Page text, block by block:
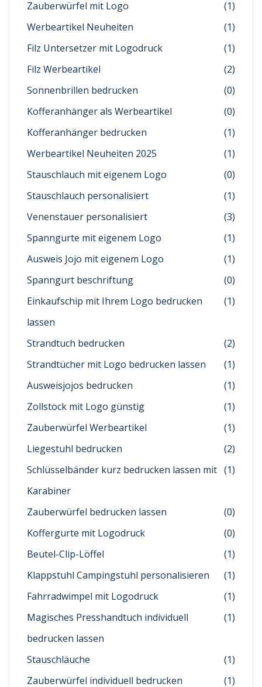
Zauberwürfel mit Logo
(1)
Werbeartikel Neuheiten
(1)
Filz Untersetzer mit Logodruck
(1)
Filz Werbeartikel
(2)
Sonnenbrillen bedrucken
(0)
Kofferanhänger als Werbeartikel
(0)
Kofferanhänger bedrucken
(1)
Werbeartikel Neuheiten 2025
(1)
Stauschlauch mit eigenem Logo
(0)
Stauschlauch personalisiert
(1)
Venenstauer personalisiert
(3)
Spanngurte mit eigenem Logo
(1)
Ausweis Jojo mit eigenem Logo
(1)
Spanngurt beschriftung
(0)
Einkaufschip mit Ihrem Logo bedrucken
lassen
(1)
Strandtuch bedrucken
(2)
Strandtücher mit Logo bedrucken lassen
(1)
Ausweisjojos bedrucken
(1)
Zollstock mit Logo günstig
(1)
Zauberwürfel Werbeartikel
(1)
Liegestuhl bedrucken
(2)
Schlüsselbänder kurz bedrucken lassen mit
Karabiner
(1)
Zauberwürfel bedrucken lassen
(0)
Koffergurte mit Logodruck
(0)
Beutel-Clip-Löffel
(1)
Klappstuhl Campingstuhl personalisieren
(1)
Fahrradwimpel mit Logodruck
(1)
Magisches Presshandtuch individuell
bedrucken lassen
(1)
Stauschläuche
(1)
Zauberwürfel individuell bedrucken
(1)